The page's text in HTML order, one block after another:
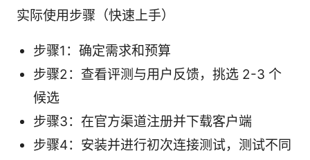
实际使用步骤（快速上手）
步骤1：确定需求和预算
步骤2：查看评测与用户反馈，挑选 2-3 个
候选
步骤3：在官方渠道注册并下载客户端
步骤4：安装并进行初次连接测试，测试不同